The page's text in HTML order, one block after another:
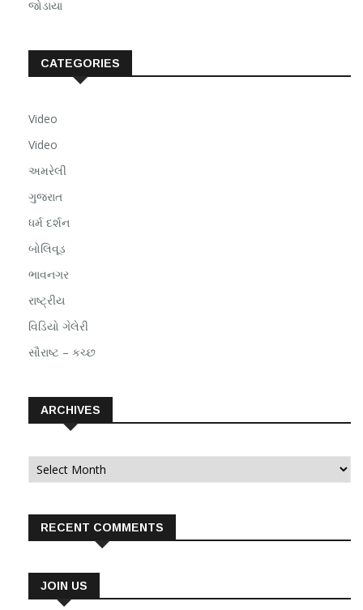
જોડાયા
CATEGORIES
Video
Video
અમરેલી
ગુજરાત
ધર્મ દર્શન
બોલિવૂડ
ભાવનગર
રાષ્ટ્રીય
વિડિયો ગેલેરી
સૌરાષ્ટ – કચ્છ
ARCHIVES
Archives
RECENT COMMENTS
JOIN US